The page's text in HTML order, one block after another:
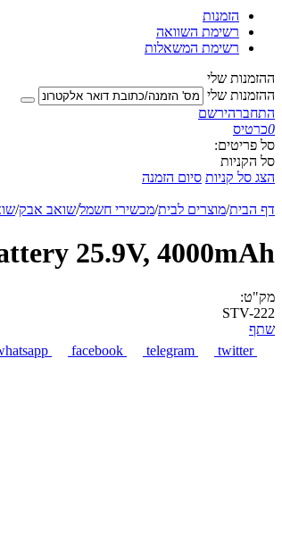
הזמנות
רשימת השוואה
רשימת המשאלות
ההזמנות שלי
ההזמנות שלי
התחברהירשם
0כרטיס
סל פריטים:
סל הקניות
הצג סל קניות סיום הזמנה
דף הבית/מוצרים לבית/מכשירי חשמל/שואב אבק/
25.9V, 4000mAh
מק"ט:
STV-222
שתף
facebook telegram twitter